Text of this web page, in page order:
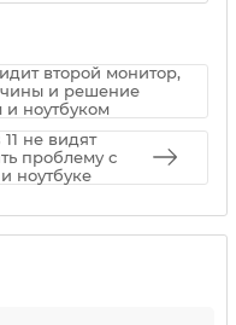
второй монитор,
и решение
ноутбуком
не видят
проблему с
ноутбуке